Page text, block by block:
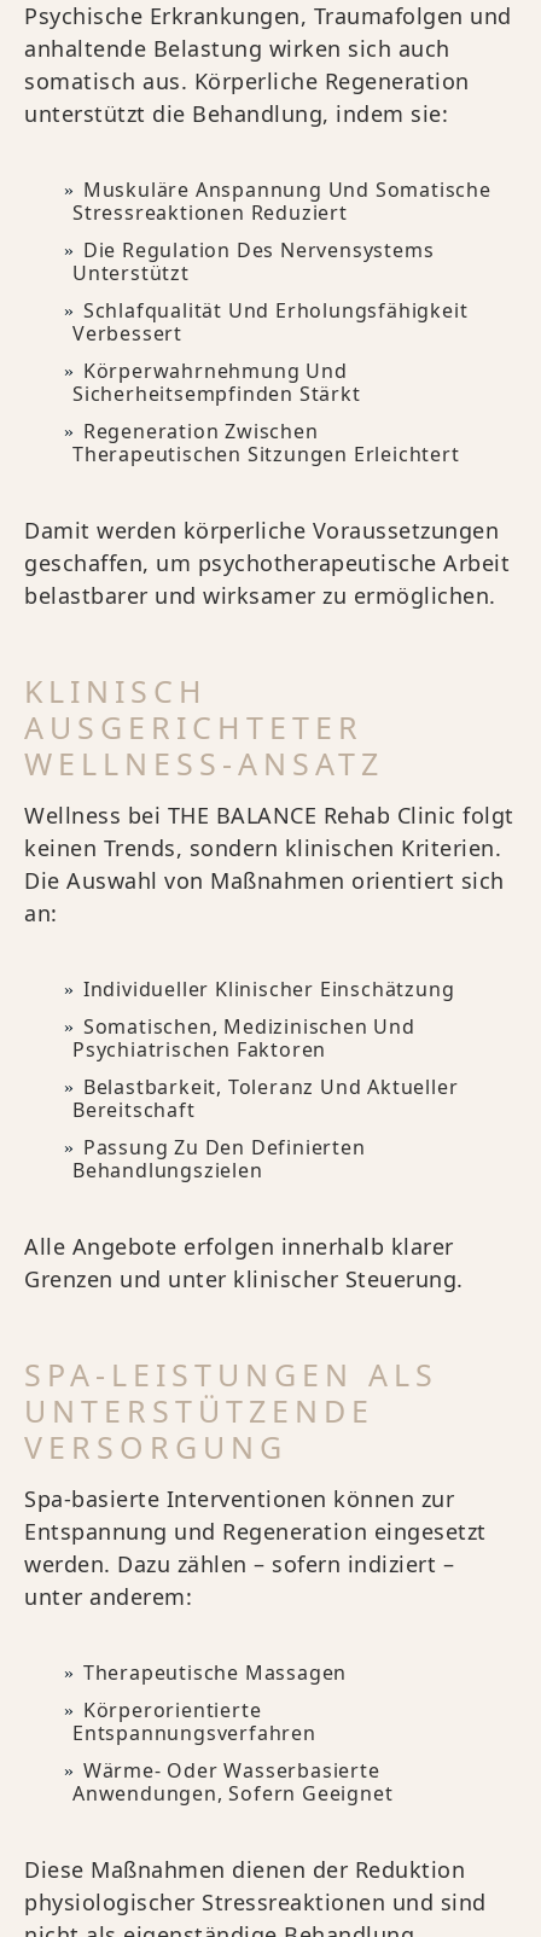
Psychische Erkrankungen, Traumafolgen und
anhaltende Belastung wirken sich auch
somatisch aus. Körperliche Regeneration
unterstützt die Behandlung, indem sie:
Muskuläre Anspannung Und Somatische
Stressreaktionen Reduziert
Die Regulation Des Nervensystems
Unterstützt
Schlafqualität Und Erholungsfähigkeit
Verbessert
Körperwahrnehmung Und
Sicherheitsempfinden Stärkt
Regeneration Zwischen
Therapeutischen Sitzungen Erleichtert
Damit werden körperliche Voraussetzungen
geschaffen, um psychotherapeutische Arbeit
belastbarer und wirksamer zu ermöglichen.
KLINISCH
AUSGERICHTETER
WELLNESS-ANSATZ
Wellness bei THE BALANCE Rehab Clinic folgt
keinen Trends, sondern klinischen Kriterien.
Die Auswahl von Maßnahmen orientiert sich
an:
Individueller Klinischer Einschätzung
Somatischen, Medizinischen Und
Psychiatrischen Faktoren
Belastbarkeit, Toleranz Und Aktueller
Bereitschaft
Passung Zu Den Definierten
Behandlungszielen
Alle Angebote erfolgen innerhalb klarer
Grenzen und unter klinischer Steuerung.
SPA-LEISTUNGEN ALS
UNTERSTÜTZENDE
VERSORGUNG
Spa-basierte Interventionen können zur
Entspannung und Regeneration eingesetzt
werden. Dazu zählen – sofern indiziert –
unter anderem:
Therapeutische Massagen
Körperorientierte
Entspannungsverfahren
Wärme- Oder Wasserbasierte
Anwendungen, Sofern Geeignet
Diese Maßnahmen dienen der Reduktion
physiologischer Stressreaktionen und sind